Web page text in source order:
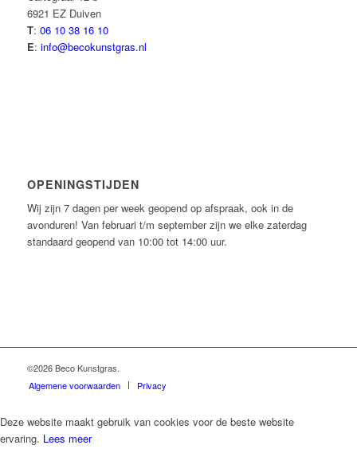
6921 EZ Duiven
T: 06 10 38 16 10
E: info@becokunstgras.nl
OPENINGSTIJDEN
Wij zijn 7 dagen per week geopend op afspraak, ook in de
avonduren! Van februari t/m september zijn we elke zaterdag
standaard geopend van 10:00 tot 14:00 uur.
©2026 Beco Kunstgras.
Algemene voorwaarden
Privacy
Deze website maakt gebruik van cookies voor de beste website
ervaring. Lees meer